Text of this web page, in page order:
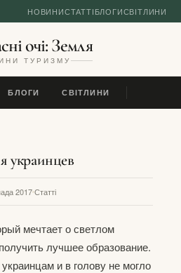
НОВИНИСТАТТІБЛОГИСВІТЛИНИ
очі: Земля
ТУРИЗМУ
БЛОГИ СВІТЛИНИ
2017Статті
мечтает о светлом
лучшее образование.
и в голову не могло